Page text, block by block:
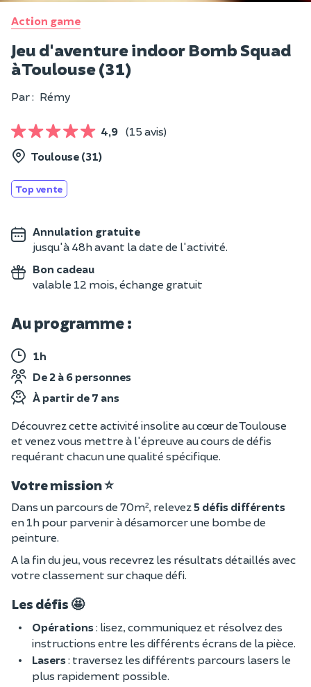
Action game
Jeu d'aventure indoor Bomb Squad
à Toulouse (31)
Par : Rémy
4,9 (15 avis)
Toulouse (31)
Top vente
Annulation gratuite
jusqu'à 48h avant la date de l'activité.
Bon cadeau
valable 12 mois, échange gratuit
Au programme :
1h
De 2 à 6 personnes
À partir de 7 ans
Découvrez cette activité insolite au cœur de Toulouse
et venez vous mettre à l'épreuve au cours de défis
requérant chacun une qualité spécifique.
Votre mission ⭐
Dans un parcours de 70m², relevez5 défis différents
en 1h pour parvenir à désamorcer une bombe de
peinture.
A la fin du jeu, vous recevrez les résultats détaillés avec
votre classement sur chaque défi.
Les défis 🤩
Opérations: lisez, communiquez et résolvez des
instructions entre les différents écrans de la pièce.
Lasers: traversez les différents parcours lasers le
plus rapidement possible.